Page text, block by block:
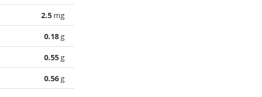
2.5 mg
0.18g
0.55g
0.56g